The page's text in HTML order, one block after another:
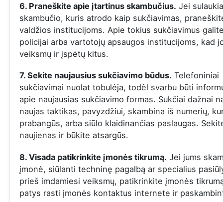
6. Praneškite apie įtartinus skambučius. Jei
skambučio, kuris atrodo kaip sukčiavimas,
valdžios institucijoms. Apie tokius sukčiavimus
policijai arba vartotojų apsaugos institucijoms, kad
veiksmų ir įspėtų kitus.
7. Sekite naujausius sukčiavimo būdus. Telefoniniai
sukčiavimai nuolat tobulėja, todėl svarbu būti
apie naujausias sukčiavimo formas. Sukčiai dažnai
naujas taktikas, pavyzdžiui, skambina iš numerių,
prabangūs, arba siūlo klaidinančias paslaugas.
naujienas ir būkite atsargūs.
8. Visada patikrinkite įmonės tikrumą. Jei jums
įmonė, siūlanti techninę pagalbą ar specialius
prieš imdamiesi veiksmų, patikrinkite įmonės
patys rasti įmonės kontaktus internete ir